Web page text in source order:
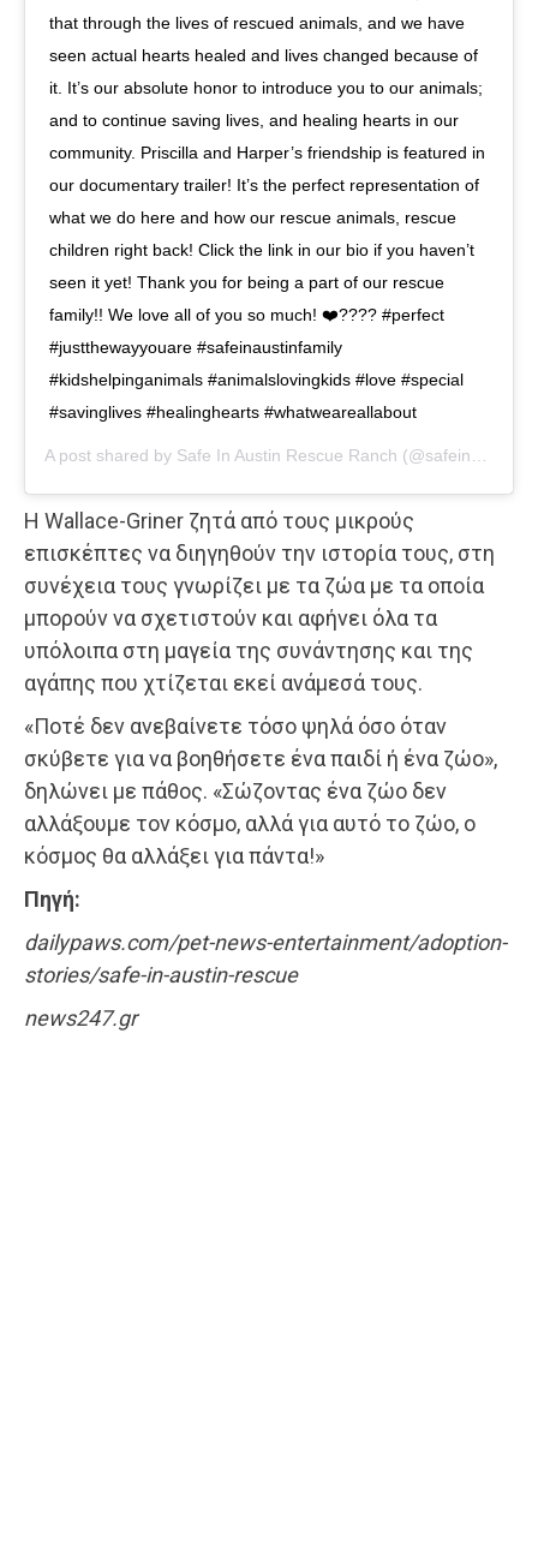
that through the lives of rescued animals, and we have
seen actual hearts healed and lives changed because of
it. It’s our absolute honor to introduce you to our animals;
and to continue saving lives, and healing hearts in our
community. Priscilla and Harper’s friendship is featured in
our documentary trailer! It’s the perfect representation of
what we do here and how our rescue animals, rescue
children right back! Click the link in our bio if you haven’t
seen it yet! Thank you for being a part of our rescue
family!! We love all of you so much! ❤️???? #perfect
#justthewayyouare #safeinaustinfamily
#kidshelpinganimals #animalslovingkids #love #special
#savinglives #healinghearts #whatweareallabout
A post shared by Safe In Austin Rescue Ranch (@safeinaustinrescue) on
Η Wallace-Griner ζητά από τους μικρούς
επισκέπτες να διηγηθούν την ιστορία τους, στη
συνέχεια τους γνωρίζει με τα ζώα με τα οποία
μπορούν να σχετιστούν και αφήνει όλα τα
υπόλοιπα στη μαγεία της συνάντησης και της
αγάπης που χτίζεται εκεί ανάμεσά τους.
«Ποτέ δεν ανεβαίνετε τόσο ψηλά όσο όταν
σκύβετε για να βοηθήσετε ένα παιδί ή ένα ζώο»,
δηλώνει με πάθος. «Σώζοντας ένα ζώο δεν
αλλάξουμε τον κόσμο, αλλά για αυτό το ζώο, ο
κόσμος θα αλλάξει για πάντα!»
Πηγή:
dailypaws.com/pet-news-entertainment/adoption-
stories/safe-in-austin-rescue
news247.gr